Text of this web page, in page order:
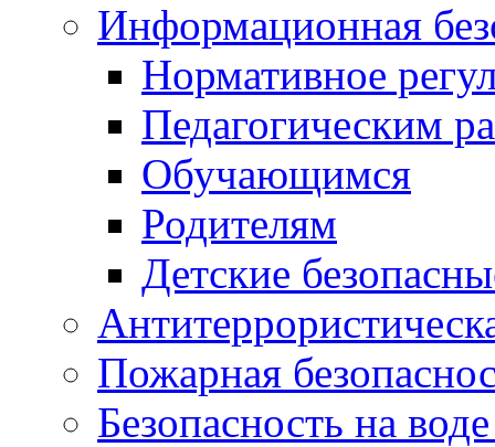
Информационная
Нормативное
Педагогическим
Обучающимся
Родителям
Детские
Пожарная
Безопасность на